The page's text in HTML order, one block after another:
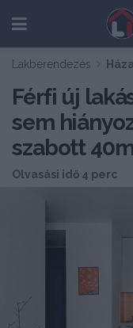
Lakberendezés
Férfi új
sem
szabott
Olvasási idő 4 perc